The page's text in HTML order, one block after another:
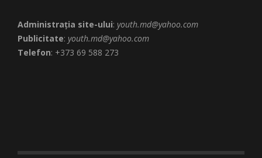
Administrația site-ului: youth.md@yahoo.com
Publicitate: youth.md@yahoo.com
Telefon: +373 69 588 273